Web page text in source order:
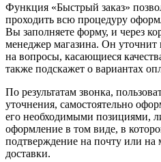
Функция «Быстрый заказ»
проходить всю процедуру
Вы заполняете форму, и через
менеджер магазина. Он уточнит
на вопросы, касающиеся
также подскажет о вариантах
По результатам звонка,
уточнения, самостоятельно
его необходимыми позициями,
оформление в том виде, в
подтверждение на почту или
доставки.